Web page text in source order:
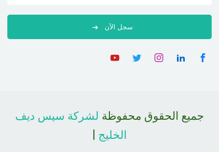
سجل الآن
جميع الحقوق محفوظة لشركة سيس ديف
الخليج |